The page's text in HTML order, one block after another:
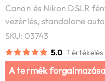
Canon és Nikon DSLR
vezérlés, standalone
SKU: 03743
5.0 1 értékelés
A termék